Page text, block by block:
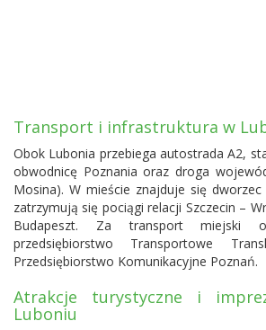
Transport i infrastruktura w
Obok Lubonia przebiega autostrada A2,
obwodnicę Poznania oraz droga
Mosina). W mieście znajduje się
zatrzymują się pociągi relacji Szczecin –
Budapeszt. Za transport miejski
przedsiębiorstwo Transportowe
Przedsiębiorstwo Komunikacyjne Poznań.
Atrakcje turystyczne i
Luboniu